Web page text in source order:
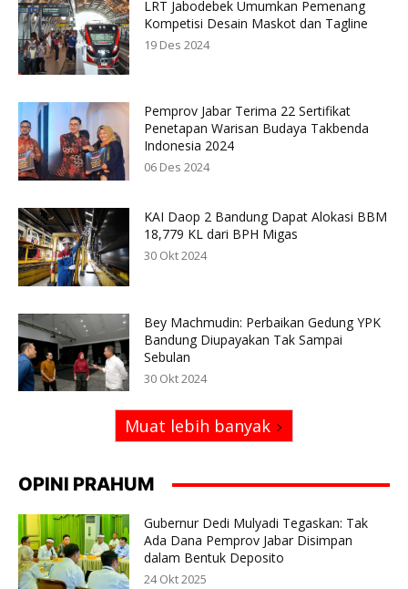
LRT Jabodebek Umumkan Pemenang
Kompetisi Desain Maskot dan Tagline
19 Des 2024
Pemprov Jabar Terima 22 Sertifikat
Penetapan Warisan Budaya Takbenda
Indonesia 2024
06 Des 2024
KAI Daop 2 Bandung Dapat Alokasi BBM
18,779 KL dari BPH Migas
30 Okt 2024
Bey Machmudin: Perbaikan Gedung YPK
Bandung Diupayakan Tak Sampai
Sebulan
30 Okt 2024
Muat lebih banyak
OPINI PRAHUM
Gubernur Dedi Mulyadi Tegaskan: Tak
Ada Dana Pemprov Jabar Disimpan
dalam Bentuk Deposito
24 Okt 2025